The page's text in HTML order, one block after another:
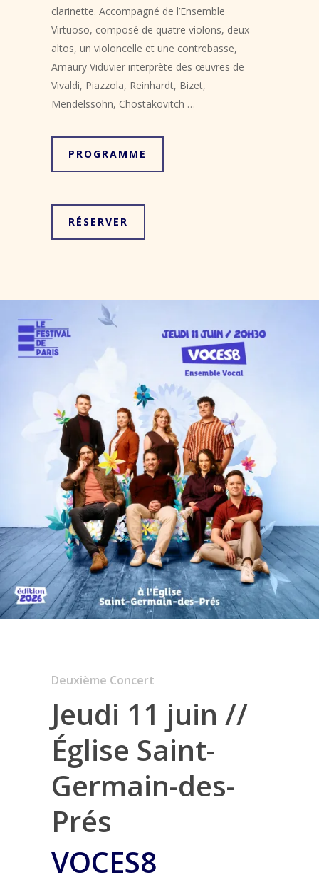
clarinette. Accompagné de l’Ensemble
Virtuoso, composé de quatre violons, deux
altos, un violoncelle et une contrebasse,
Amaury Viduvier interprète des œuvres de
Vivaldi, Piazzola, Reinhardt, Bizet,
Mendelssohn, Chostakovitch …
PROGRAMME
RÉSERVER
Deuxième Concert
Jeudi 11 juin //
Église Saint-
Germain-des-
Prés
VOCES8